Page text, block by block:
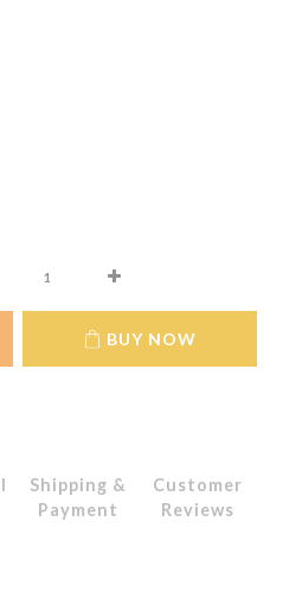
BUY NOW
Shipping &
Payment
Customer
Reviews